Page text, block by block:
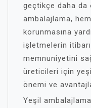
geçtikçe daha da
ambalajlama,
korunmasına
işletmelerin
memnuniyetini
üreticileri için
önemi ve
Yeşil